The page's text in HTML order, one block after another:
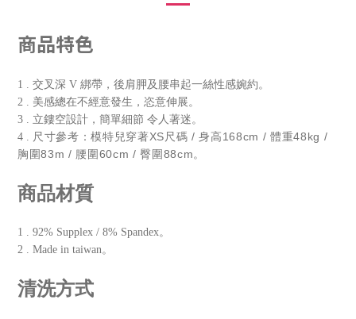
商品特色
1 . 交叉深 V 綁帶，後肩胛及腰串起一絲性感婉約。
2 . 美感總在不經意發生，恣意伸展。
3 . 立鏤空設計，簡單細節 令人著迷。
4 . 尺寸參考：模特兒穿著XS尺碼 / 身高168cm / 體重48kg /
胸圍83m / 腰圍60cm / 臀圍88cm。
商品材質
1 . 92% Supplex / 8% Spandex。
2 . Made in taiwan。
清洗方式